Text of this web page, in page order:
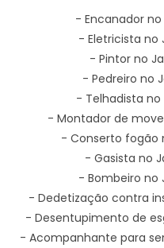
- Encanador
- Eletricista no
- Pintor no
- Pedreiro no
- Telhadista no
- Montador de
- Conserto fogão
- Gasista no
- Bombeiro no
- Dedetização contra
- Desentupimento de
- Acompanhante para